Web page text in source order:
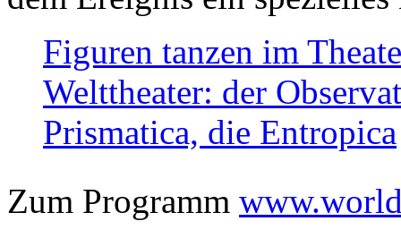
Figuren tanzen im
Welttheater: der
Prismatica, die Entropica
Zum Programm